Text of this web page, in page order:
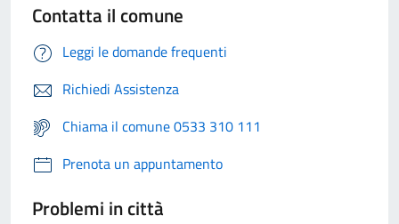
Contatta il comune
Leggi le domande frequenti
Richiedi Assistenza
Chiama il comune 0533 310 111
Prenota un appuntamento
Problemi in città